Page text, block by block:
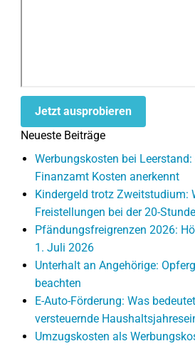
Jetzt ausprobieren
Neueste Beiträge
Werbungskosten bei
Finanzamt Kosten anerkennt
Kindergeld trotz Zweitstudium:
Freistellungen bei der 20-
Pfändungsfreigrenzen 2026:
1. Juli 2026
Unterhalt an Angehörige:
beachten
E-Auto-Förderung: Was
versteuernde
Umzugskosten als